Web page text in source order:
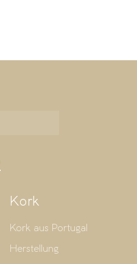
Kork
Kork aus Portugal
Herstellung